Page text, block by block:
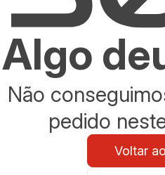
Algo
Não
pedido
Voltar